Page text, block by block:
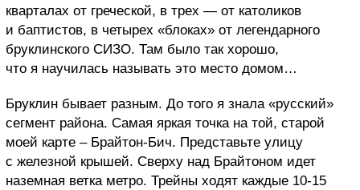
кварталах от греческой, в трех — от католиков
и баптистов, в четырех «блоках» от легендарного
бруклинского СИЗО. Там было так хорошо,
что я научилась называть это место домом…
Бруклин бывает разным. До того я знала «русский»
сегмент района. Самая яркая точка на той, старой
моей карте – Брайтон-Бич. Представьте улицу
с железной крышей. Сверху над Брайтоном идет
наземная ветка метро. Трейны ходят каждые 10-15